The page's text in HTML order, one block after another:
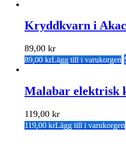
Kryddkvarn i
89,00 kr
89,00 krLägg till i varukorgen
Malabar elektrisk
119,00 kr
119,00 krLägg till i varukorgen